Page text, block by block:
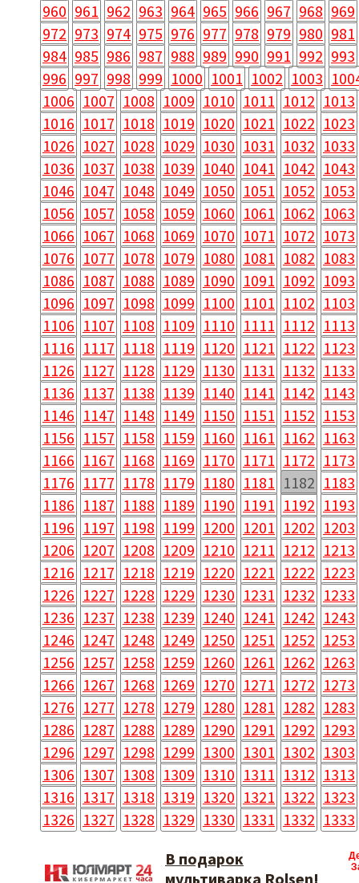
960 961 962 963 964 965 966 967 968 969
972 973 974 975 976 977 978 979 980 981
984 985 986 987 988 989 990 991 992 993
996 997 998 999 1000 1001 1002 1003
1006 1007 1008 1009 1010 1011 1012 1013
1016 1017 1018 1019 1020 1021 1022 1023
1026 1027 1028 1029 1030 1031 1032 1033
1036 1037 1038 1039 1040 1041 1042 1043
1046 1047 1048 1049 1050 1051 1052 1053
1056 1057 1058 1059 1060 1061 1062 1063
1066 1067 1068 1069 1070 1071 1072 1073
1076 1077 1078 1079 1080 1081 1082 1083
1086 1087 1088 1089 1090 1091 1092 1093
1096 1097 1098 1099 1100 1101 1102 1103
1106 1107 1108 1109 1110 1111 1112 1113
1116 1117 1118 1119 1120 1121 1122 1123
1126 1127 1128 1129 1130 1131 1132 1133
1136 1137 1138 1139 1140 1141 1142 1143
1146 1147 1148 1149 1150 1151 1152 1153
1156 1157 1158 1159 1160 1161 1162 1163
1166 1167 1168 1169 1170 1171 1172 1173
1176 1177 1178 1179 1180 1181 1182 1183
1186 1187 1188 1189 1190 1191 1192 1193
1196 1197 1198 1199 1200 1201 1202 1203
1206 1207 1208 1209 1210 1211 1212 1213
1216 1217 1218 1219 1220 1221 1222 1223
1226 1227 1228 1229 1230 1231 1232 1233
1236 1237 1238 1239 1240 1241 1242 1243
1246 1247 1248 1249 1250 1251 1252 1253
1256 1257 1258 1259 1260 1261 1262 1263
1266 1267 1268 1269 1270 1271 1272 1273
1276 1277 1278 1279 1280 1281 1282 1283
1286 1287 1288 1289 1290 1291 1292 1293
1296 1297 1298 1299 1300 1301 1302 1303
1306 1307 1308 1309 1310 1311 1312 1313
1316 1317 1318 1319 1320 1321 1322 1323
1326 1327 1328 1329 1330 1331 1332 1333
В подарок
мультиварка Rolsen!